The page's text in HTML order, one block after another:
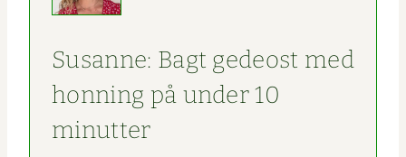
Susanne: Bagt gedeost med
hon­ning på under 10
minutter